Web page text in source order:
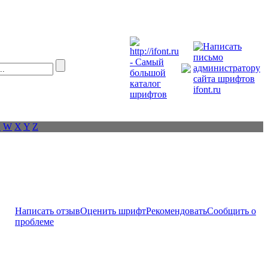
W X Y Z
Написать отзывОценить шрифтРекомендоватьСообщить о
проблеме